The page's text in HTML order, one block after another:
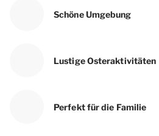
Schöne Umgebung
Lustige Osteraktivitäten
Perfekt für die Familie